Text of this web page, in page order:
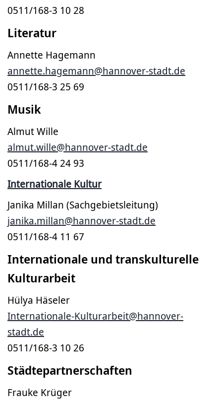
0511/168-3 10 28
Literatur
Annette Hagemann
annette.hagemann@hannover-stadt.de
0511/168-3 25 69
Musik
Almut Wille
almut.wille@hannover-stadt.de
0511/168-4 24 93
Internationale Kultur
Janika Millan (Sachgebietsleitung)
janika.millan@hannover-stadt.de
0511/168-4 11 67
Internationale und transkulturelle
Kulturarbeit
Hülya Häseler
Internationale-Kulturarbeit@hannover-
stadt.de
0511/168-3 10 26
Städtepartnerschaften
Frauke Krüger